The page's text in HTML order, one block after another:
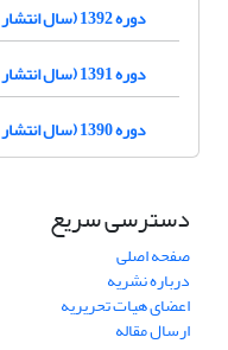
دوره 1392 (سال انتشار 1394)
دوره 1391 (سال انتشار 1392)
دوره 1390 (سال انتشار 1391)
دسترسی سریع
صفحه اصلی
درباره نشریه
اعضای هیات تحریریه
ارسال مقاله